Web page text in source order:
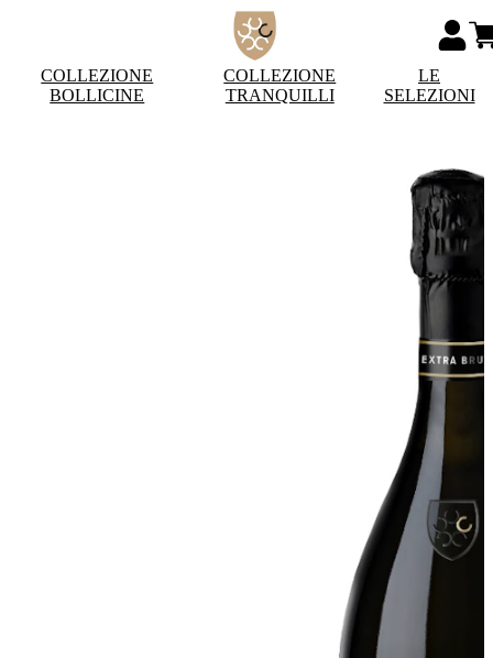
COLLEZIONE
BOLLICINE
COLLEZIONE
TRANQUILLI
LE
SELEZIONI